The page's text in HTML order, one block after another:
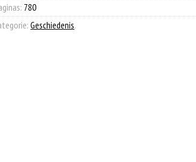
780
Geschiedenis.